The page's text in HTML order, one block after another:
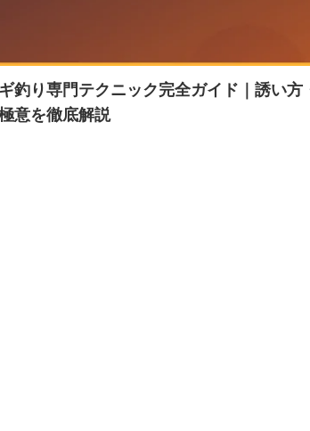
釣り専門テクニック完全ガイド｜誘い方
意を徹底解説